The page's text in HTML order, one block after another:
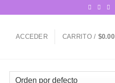
ACCEDER CARRITO / $0.00